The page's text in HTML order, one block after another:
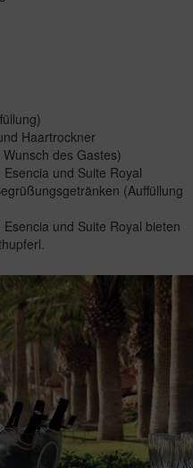
Haartrockner
des Gastes)
und Suite Royal
(Auffüllung
und Suite Royal bieten